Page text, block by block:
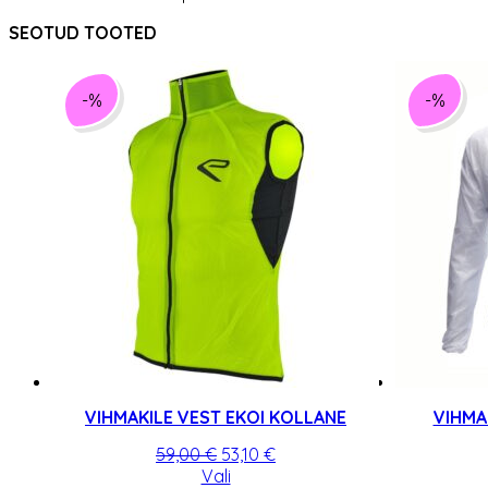
SEOTUD TOOTED
-%
VIHMAKILE VEST EKOI KOLLANE
59,00€ Algne
hind
53,10 €Praegune
ValiSellel
-%